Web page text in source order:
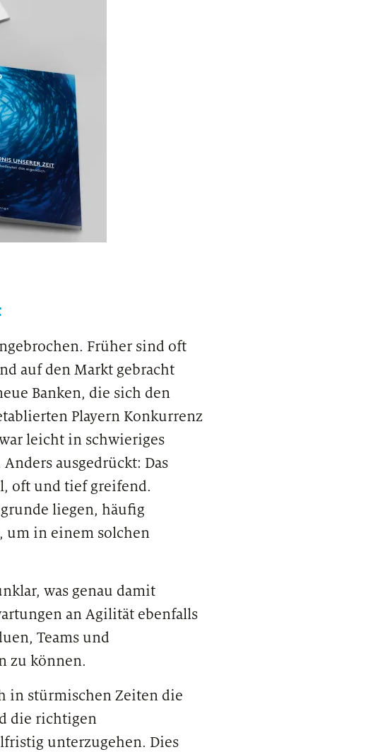
Früher sind oft
auf den Markt gebracht
Banken, die sich den
Playern Konkurrenz
leicht in schwieriges
ausgedrückt: Das
oft und tief greifend.
liegen, häufig
um in einem solchen
was genau damit
an Agilität ebenfalls
Teams und
zu können.
in stürmischen Zeiten die
die richtigen
unterzugehen. Dies